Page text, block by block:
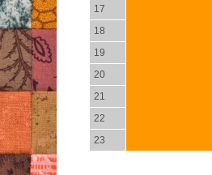
17
18
19
20
21
22
23